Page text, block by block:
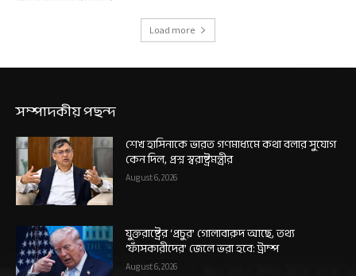
Load more
সম্পাদকীয় পছন্দ
শেখ হাসিনাকে ভারত গণমাধ্যমে কথা বলার সুযোগ
কেন দিল, প্রশ্ন স্বরাষ্ট্রমন্ত্রীর
August 6, 2026
যুক্তরাষ্ট্রের ‘প্রচুর’ গোলাবারুদ আছে, তথ্য
‘ফাঁসকারীদের’ জেলে ভরা হবে: ট্রাম্প
August 6, 2026